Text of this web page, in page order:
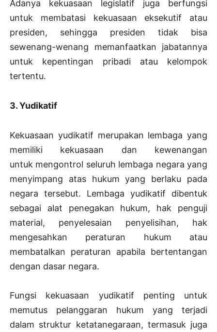
Adanya kekuasaan legislatif juga berfungsi
untuk membatasi kekuasaan eksekutif atau
presiden, sehingga presiden tidak bisa
sewenang-wenang memanfaatkan jabatannya
untuk kepentingan pribadi atau kelompok
tertentu.
3. Yudikatif
Kekuasaan yudikatif merupakan lembaga yang
memiliki kekuasaan dan kewenangan
untuk mengontrol seluruh lembaga negara yang
menyimpang atas hukum yang berlaku pada
negara tersebut. Lembaga yudikatif dibentuk
sebagai alat penegakan hukum, hak penguji
material, penyelesaian penyelisihan, hak
mengesahkan peraturan hukum atau
membatalkan peraturan apabila bertentangan
dengan dasar negara.
Fungsi kekuasaan yudikatif penting untuk
memutus pelanggaran hukum yang terjadi
dalam struktur ketatanegaraan, termasuk juga